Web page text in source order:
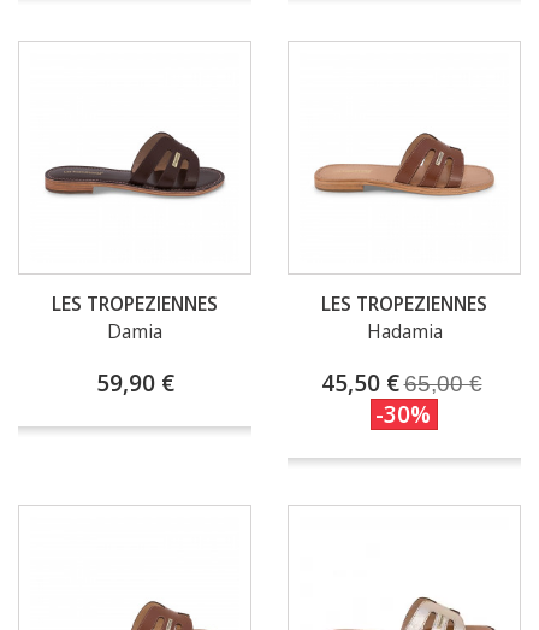
LES TROPEZIENNES
Damia
59,90 €
LES TROPEZIENNES
Hadamia
45,50 €65,00 €
-30%